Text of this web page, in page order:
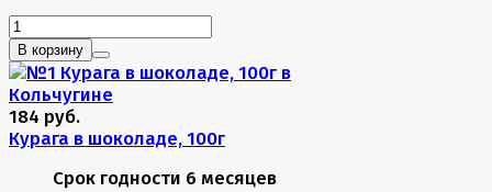
В корзину
184 руб.
Курага в шоколаде, 100г
Срок годности 6 месяцев